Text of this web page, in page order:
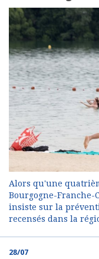
Alors qu'une
Bourgogne-Franche-
insiste sur la
recensés dans la
28/07